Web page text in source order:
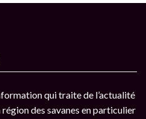
qui traite de l’actualité
des savanes en particulier